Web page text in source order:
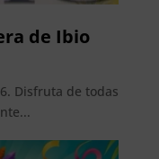
de Ibio
Disfruta de todas